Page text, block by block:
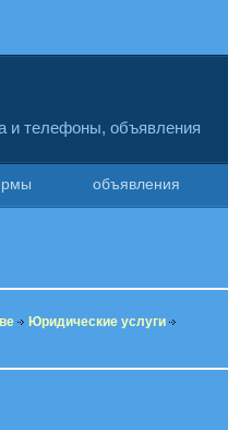
и телефоны, объявления
объявления
Юридические услуги